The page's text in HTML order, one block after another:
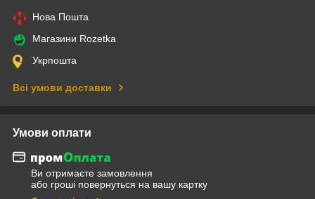
Нова Пошта
Магазини Rozetka
Укрпошта
Всі умови доставки
Умови оплати
Ви отримаєте замовлення
або гроші повернуться на вашу картку